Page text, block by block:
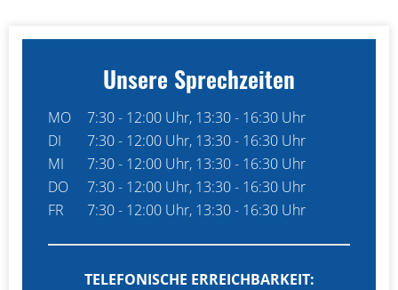
Bauch- und Enddarmzentrum
Unsere Sprechzeiten
MO
7:30 - 12:00 Uhr, 13:30 - 16:30 Uhr
DI
7:30 - 12:00 Uhr, 13:30 - 16:30 Uhr
MI
7:30 - 12:00 Uhr, 13:30 - 16:30 Uhr
DO
7:30 - 12:00 Uhr, 13:30 - 16:30 Uhr
FR
7:30 - 12:00 Uhr, 13:30 - 16:30 Uhr
TELEFONISCHE ERREICHBARKEIT: